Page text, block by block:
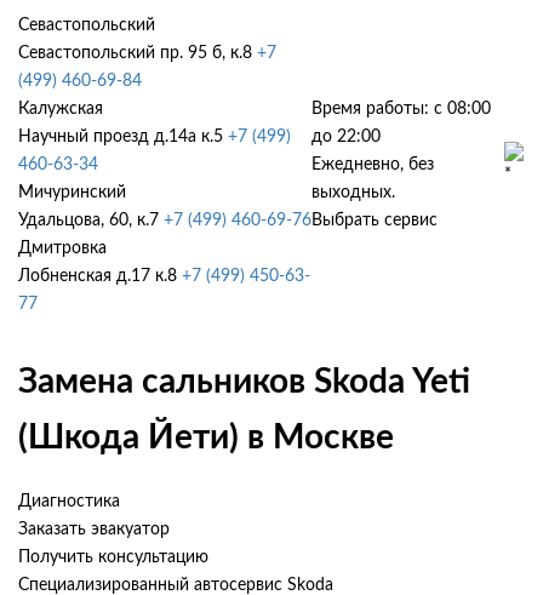
Севастопольский
Севастопольский пр. 95 б, к.8 +7
(499) 460-69-84
Калужская
Научный проезд д.14а к.5 +7 (499)
460-63-34
Мичуринский
Удальцова, 60, к.7 +7 (499) 460-69-76
Дмитровка
Лобненская д.17 к.8 +7 (499) 450-63-
77
Время работы: с 08:00
до 22:00
Ежедневно, без
выходных.
Выбрать сервис
Замена сальников Skoda Yeti
(Шкода Йети) в Москве
Диагностика
Заказать эвакуатор
Получить консультацию
Специализированный автосервис Skoda